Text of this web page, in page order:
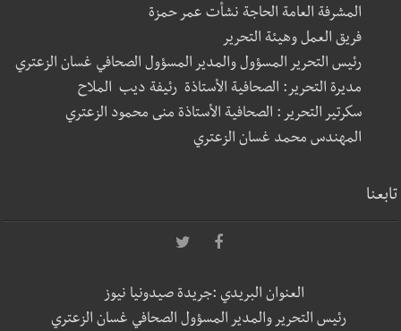
المشرفة العامة الحاجة نشأت عمر حمزة
فريق العمل وهيئة التحرير
رئيس التحرير المسؤول والمدير المسؤول الصحافي غسان الزعتري
مديرة التحرير: الصحافية الأستاذة رئيفة ديب الملاح
سكرتير التحرير : الصحافية الأستاذة منى محمود الزعتري
المهندس محمد غسان الزعتري
تابعنا
العنوان البريدي :جريدة صيدونيا نيوز
رئيس التحرير والمدير المسؤول الصحافي غسان الزعتري